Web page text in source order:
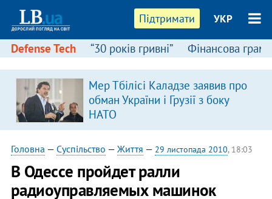
Підтримати УКР
Defense Tech “30 років гривні” Фінансова
Мер Тбілісі Каладзе заявив про
обман України і Грузії з боку
НАТО
Головна — Суспільство — Життя — 29 листопада 2010, 18:03
В Одессе пройдет ралли
радиоуправляемых машинок